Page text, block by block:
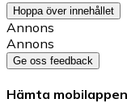
Hoppa över innehållet
Annons
Annons
Ge oss feedback
Hämta mobilappen